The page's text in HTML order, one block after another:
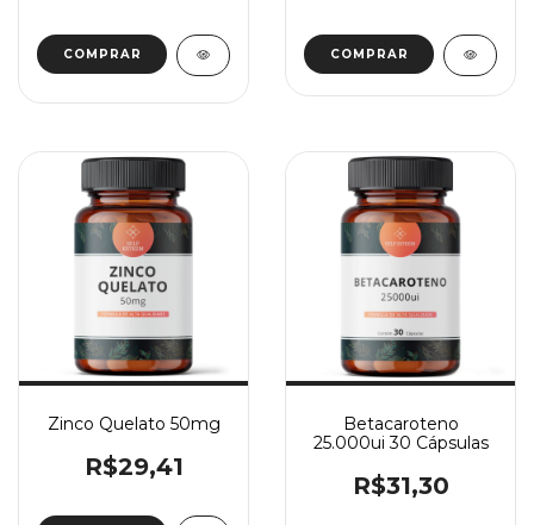
COMPRAR
Zinco Quelato 50mg
R$29,41
Betacaroteno
25.000ui 30 Cápsulas
R$31,30